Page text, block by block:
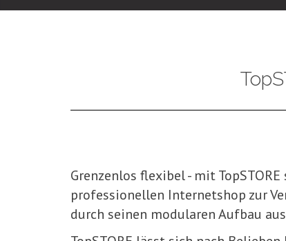
Grenzenlos flexibel - mit
professionellen Internetshop zur
durch seinen modularen Aufbau